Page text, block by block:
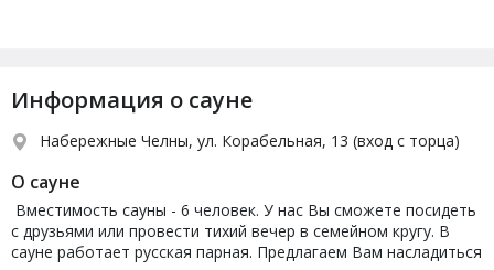
Информация о сауне
Набережные Челны, ул. Корабельная, 13 (вход с торца)
О сауне
Вместимость сауны - 6 человек. У нас Вы сможете посидеть
с друзьями или провести тихий вечер в семейном кругу. В
сауне работает русская парная. Предлагаем Вам насладиться